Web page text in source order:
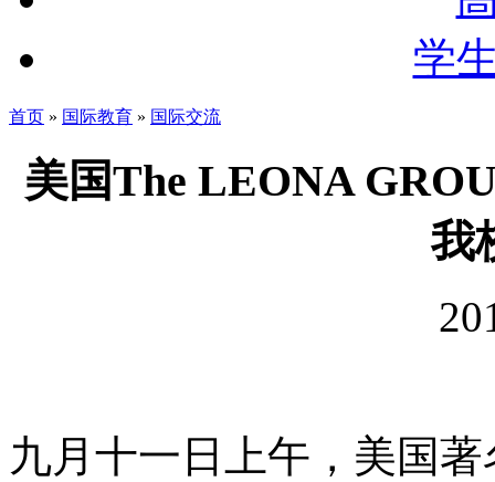
学
首页 » 国际教育 » 国际交流
美国The LEONA
我
九月十一日上午，美国